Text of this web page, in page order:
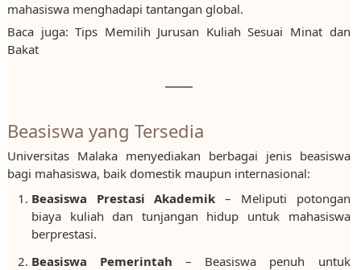
mahasiswa menghadapi tantangan global.
Baca juga: Tips Memilih Jurusan Kuliah Sesuai Minat dan
Bakat
Beasiswa yang Tersedia
Universitas Malaka menyediakan berbagai jenis beasiswa
bagi mahasiswa, baik domestik maupun internasional:
Beasiswa Prestasi Akademik – Meliputi potongan
biaya kuliah dan tunjangan hidup untuk mahasiswa
berprestasi.
Beasiswa Pemerintah – Beasiswa penuh untuk